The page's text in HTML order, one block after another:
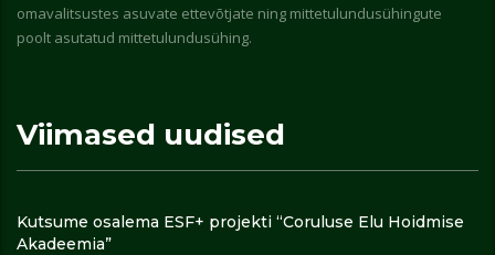
omavalitsustes asuvate ettevõtjate ning mittetulundusühingute
poolt asutatud mittetulundusühing.
Viimased uudised
Kutsume osalema ESF+ projekti “Coruluse Elu Hoidmise
Akadeemia”